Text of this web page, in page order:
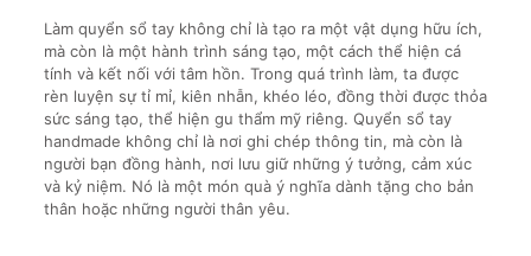
Làm quyển sổ tay không chỉ là tạo ra một vật dụng hữu ích,
mà còn là một hành trình sáng tạo, một cách thể hiện cá
tính và kết nối với tâm hồn. Trong quá trình làm, ta được
rèn luyện sự tỉ mỉ, kiên nhẫn, khéo léo, đồng thời được thỏa
sức sáng tạo, thể hiện gu thẩm mỹ riêng. Quyển sổ tay
handmade không chỉ là nơi ghi chép thông tin, mà còn là
người bạn đồng hành, nơi lưu giữ những ý tưởng, cảm xúc
và kỷ niệm. Nó là một món quà ý nghĩa dành tặng cho bản
thân hoặc những người thân yêu.